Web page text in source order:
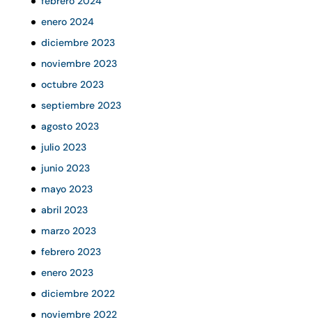
enero 2024
diciembre 2023
noviembre 2023
octubre 2023
septiembre 2023
agosto 2023
julio 2023
junio 2023
mayo 2023
abril 2023
marzo 2023
febrero 2023
enero 2023
diciembre 2022
noviembre 2022